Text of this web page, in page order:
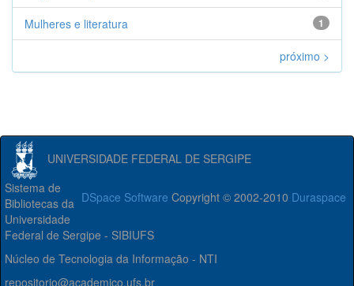
1
Mulheres e literatura
próximo >
UNIVERSIDADE FEDERAL DE SERGIPE
DSpace Software Copyright © 2002-2010 Duraspace
Sistema de
Bibliotecas da
Universidade
Federal de Sergipe - SIBIUFS
Núcleo de Tecnologia da Informação - NTI
repositorio@academico.ufs.br